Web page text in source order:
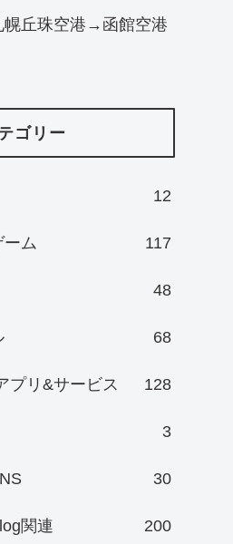
幌丘珠空港→函館空港
ゴリー
12
ーム 117
48
68
プリ&サービス 128
3
30
関連 200